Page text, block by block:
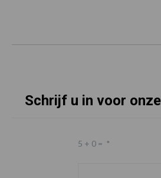
Schrijf u in voor
5 + 0 = *